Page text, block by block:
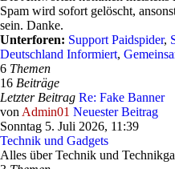
Spam wird sofort gelöscht,
sein. Danke.
Unterforen: Support Paidspider,
Deutschland Informiert,
6 Themen
16 Beiträge
Letzter Beitrag Re: Fake Banner
von Admin01 Neuester Beitrag
Sonntag 5. Juli 2026, 11:39
Technik und Gadgets
Alles über Technik und